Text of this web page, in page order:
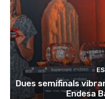
Dues semifinals
Endesa